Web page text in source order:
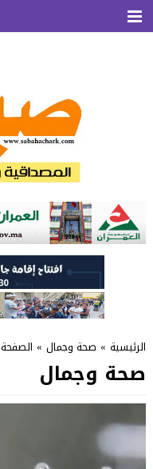
الرئيسية » صحة وجمال » الصفحة 5
صحة وجمال